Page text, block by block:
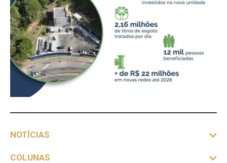
NOTÍCIAS
COLUNAS